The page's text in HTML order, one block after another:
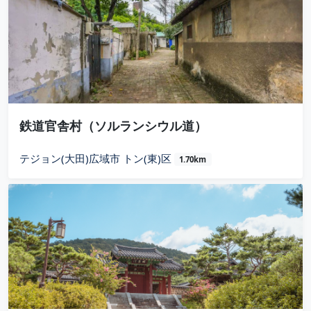
鉄道官舎村（ソルランシウル道）
テジョン(大田)広域市 トン(東)区 1.70km